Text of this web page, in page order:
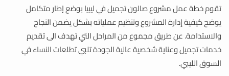
تقوم خطة عمل مشروع صالون تجميل في ليبيا بوضع إطار متكامل
يوضح كيفية إدارة المشروع وتنظيم عملياته بشكل يضمن النجاح
والاستدامة. عن طريق مجموع من المراحل التي تهدف الى تقديم
خدمات تجميل وعناية شخصية عالية الجودة تلبي تطلعات النساء في
السوق الليبي.